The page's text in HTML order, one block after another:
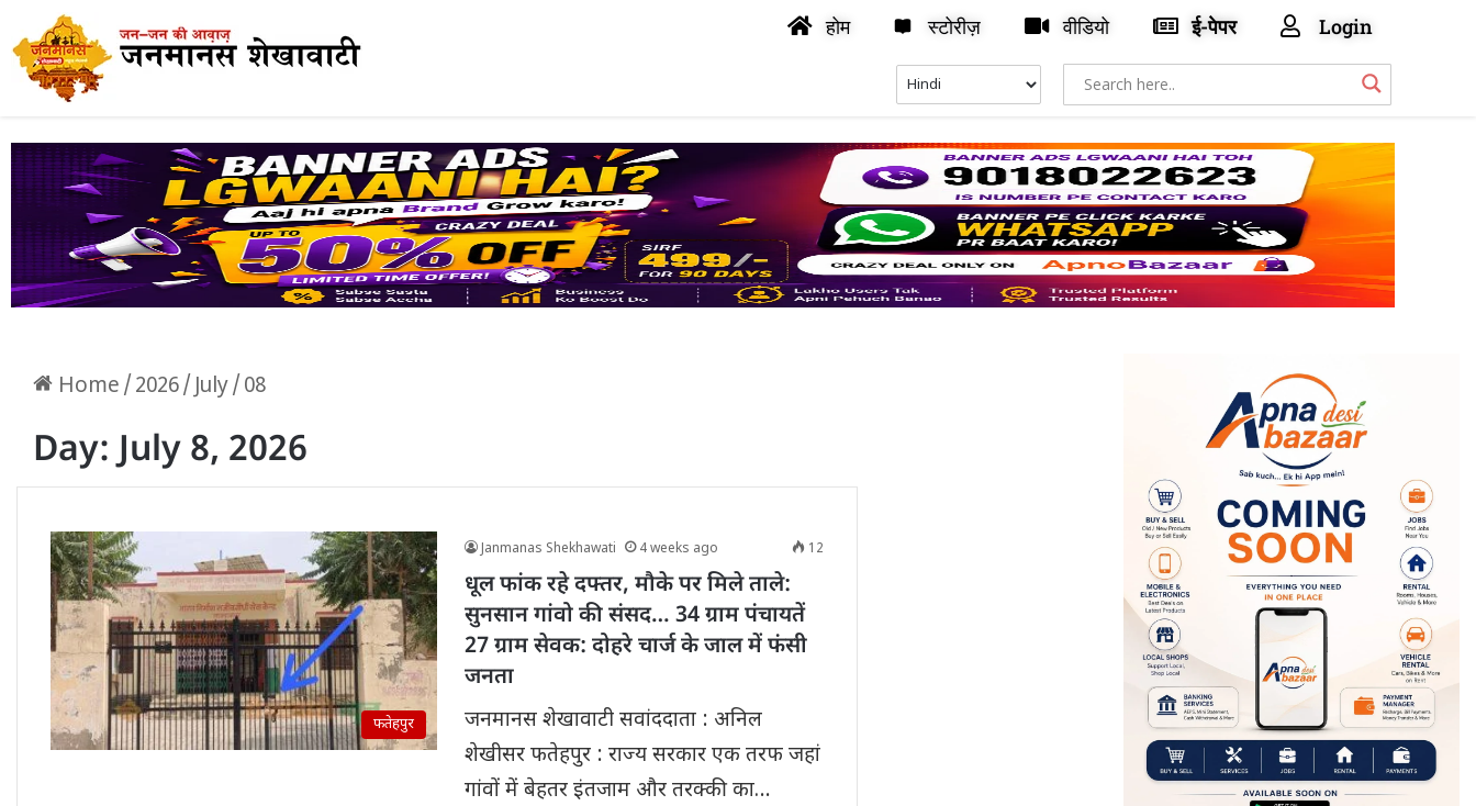
होम स्टोरीज़ वीडियो ई-पेपर Login
Home / 2026/July/ 08
Day:July 8, 2026
फतेहपुर
Janmanas Shekhawati 4 weeks ago 12
धूल फांक रहे दफ्तर, मौके पर मिले ताले:
सुनसान गांवो की संसद… ​34 ग्राम पंचायतें
27 ग्राम सेवक: दोहरे चार्ज के जाल में फंसी
जनता
जनमानस शेखावाटी सवांददाता : अनिल
शेखीसर ​फतेहपुर : राज्य सरकार एक तरफ जहां
गांवों में बेहतर इंतजाम और तरक्की का…